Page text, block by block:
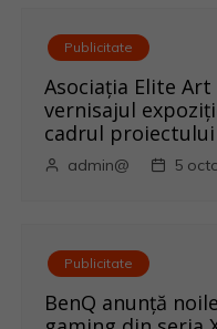
Publicitate
Asociația Elite
vernisajul
cadrul
admin@ 5
Publicitate
BenQ anunţă